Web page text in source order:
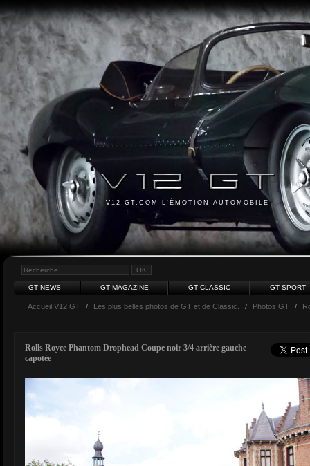
V12 GT.COM L'ÉMOTION AUTOMOBILE
GT NEWS GT MAGAZINE GT CLASSIC GT SPORT
Accueil V12 GT / Les plus belles photos de GT et de Classic. / Photos GT /
Rolls Royce Phantom Drophead Coupe noir 3/4 arrière gauche
capotée